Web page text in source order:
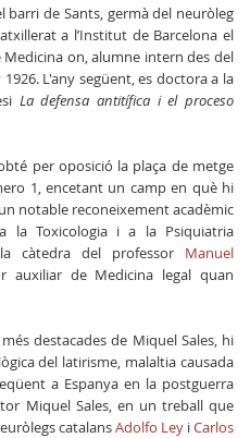
barri de Sants, germà del neuròleg
a l’Institut de Barcelona el
Medicina on, alumne intern des del
L'any següent, es doctora a la
La defensa antitífica i el proceso
per oposició la plaça de metge
1, encetant un camp en què hi
notable reconeixement acadèmic
la Toxicologia i a la Psiquiatria
càtedra del professor Manuel
auxiliar de Medicina legal quan
destacades de Miquel Sales, hi
del latirisme, malaltia causada
a Espanya en la postguerra
Miquel Sales, en un treball que
catalansAdolfo LeyiCarlos